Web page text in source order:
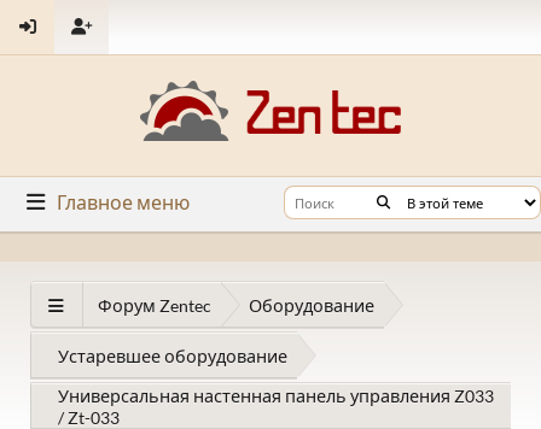
Главное меню
Форум Zentec Оборудование
Устаревшее оборудование
Универсальная настенная панель управления Z033
/ Zt-033